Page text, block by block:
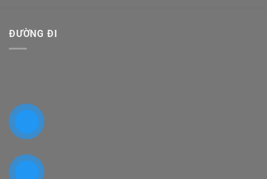
ĐƯỜNG ĐI